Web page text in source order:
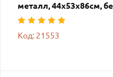
металл, 44х53х86см,
Код: 21553